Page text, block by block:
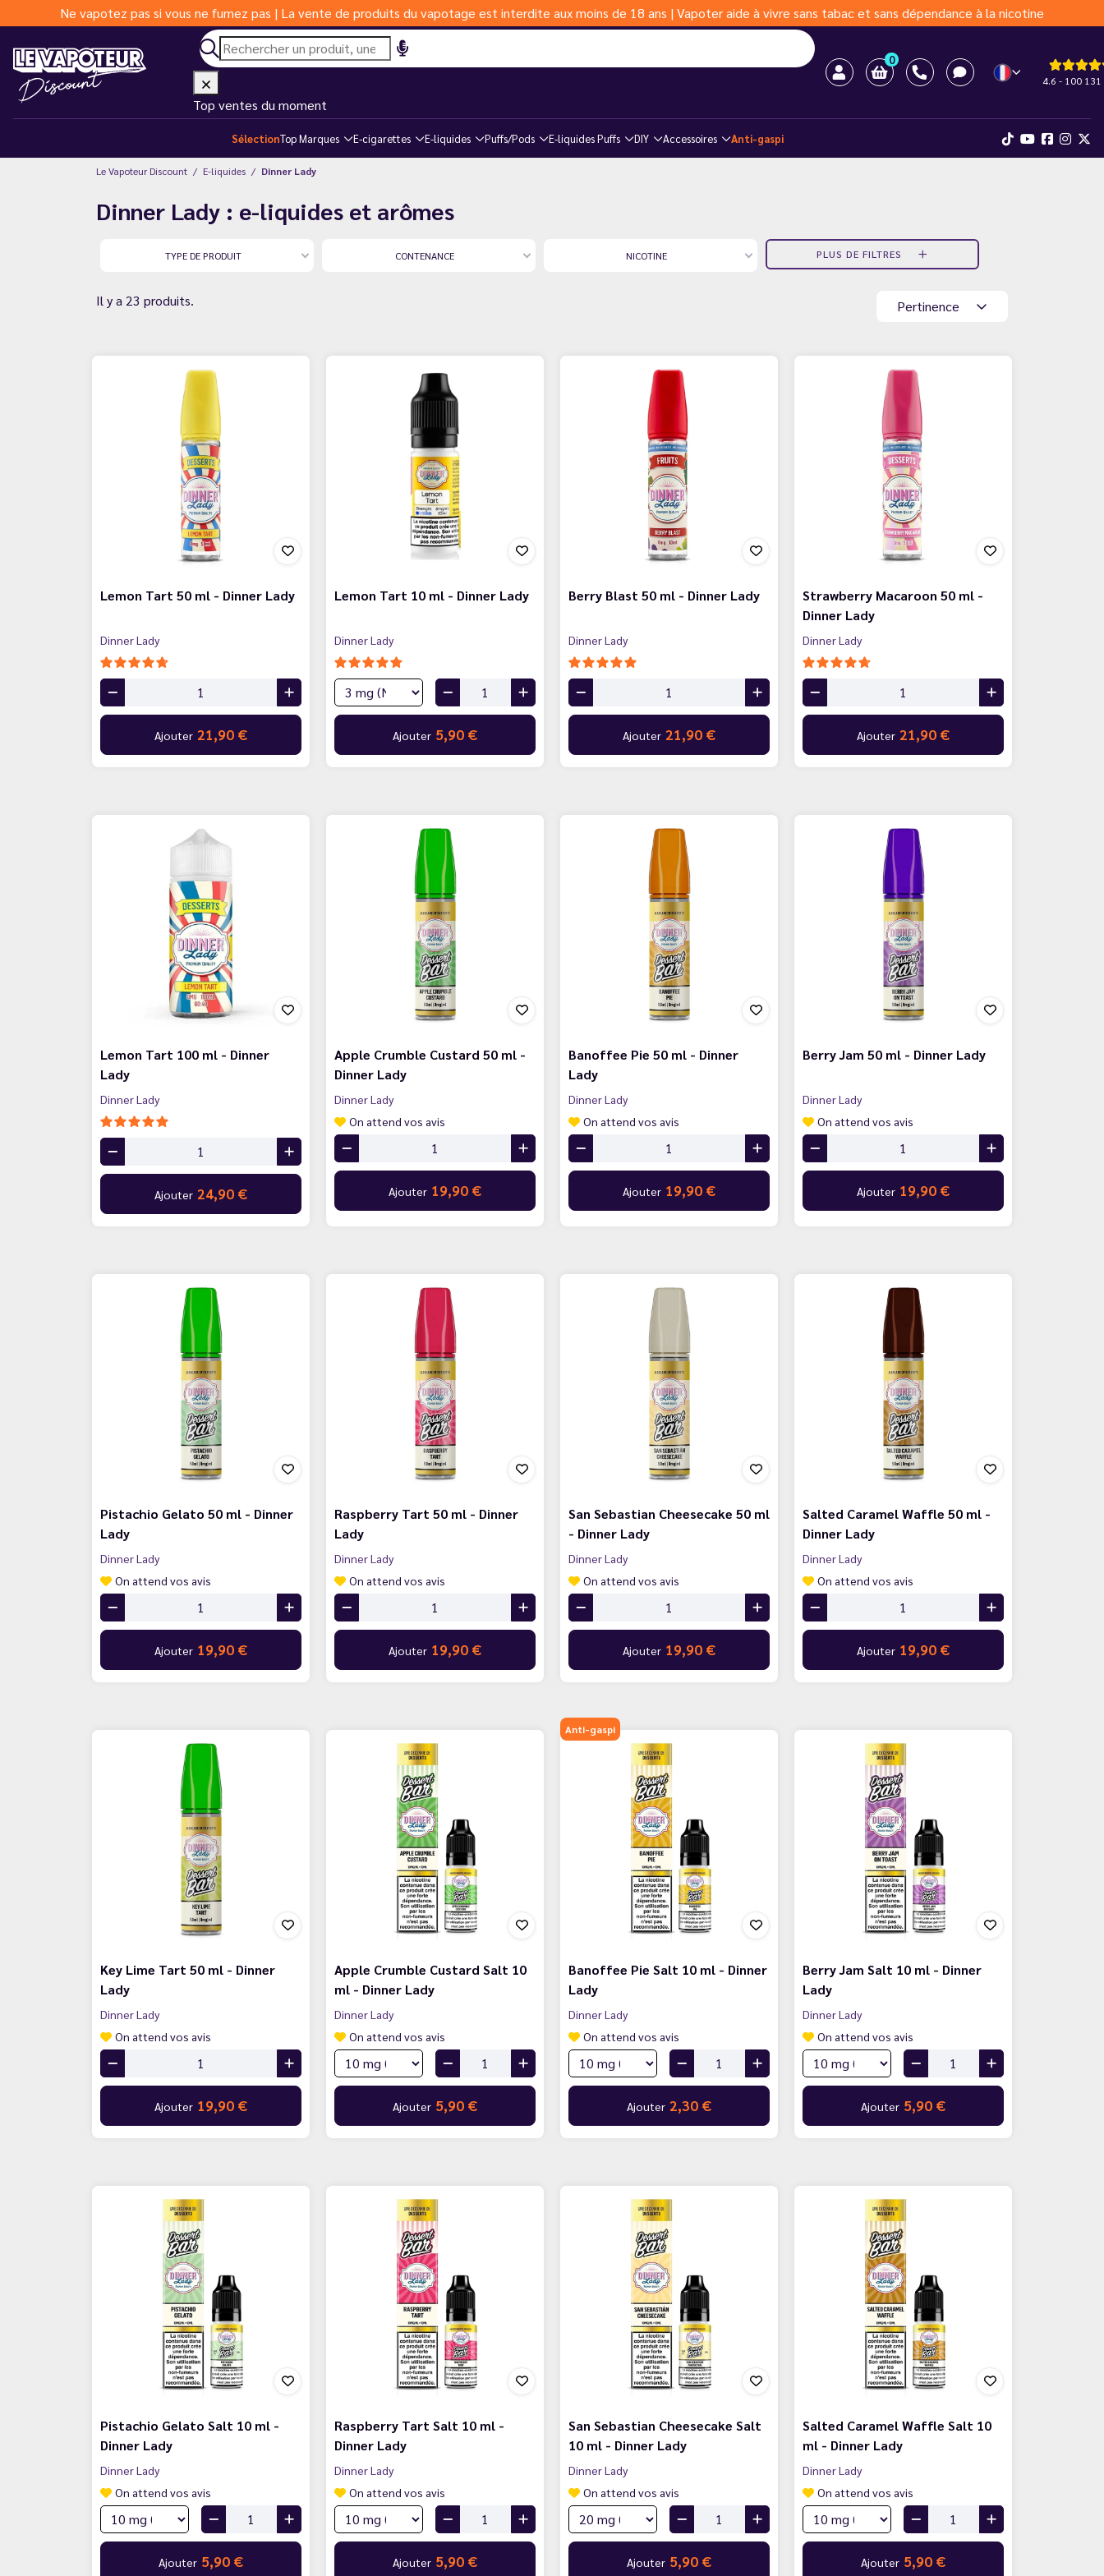
Ne vapotez pas si vous ne fumez pas | La vente de produits du vapotage est interdite aux moins de 18 ans | Vapoter aide à vivre sans tabac et sans dépendance à la nicotine
0
4.6 - 100 131
Top ventes du moment
SélectionTop Marques E-cigarettes E-liquides Puffs/Pods E-liquides Puffs DIY Accessoires Anti-gaspi
Le Vapoteur Discount E-liquides Dinner Lady
Dinner Lady : e-liquides et arômes
TYPE DE PRODUIT CONTENANCE NICOTINE PLUS DE FILTRES
Il y a 23 produits. Pertinence
Lemon Tart 50 ml - Dinner Lady
Dinner Lady
Ajouter 21,90 €
Lemon Tart 10 ml - Dinner Lady
Dinner Lady
Ajouter 5,90 €
Berry Blast 50 ml - Dinner Lady
Dinner Lady
Ajouter 21,90 €
Strawberry Macaroon 50 ml -
Dinner Lady
Dinner Lady
Ajouter 21,90 €
Lemon Tart 100 ml - Dinner
Lady
Dinner Lady
Ajouter 24,90 €
Apple Crumble Custard 50 ml -
Dinner Lady
Dinner Lady
On attend vos avis
Ajouter 19,90 €
Banoffee Pie 50 ml - Dinner
Lady
Dinner Lady
On attend vos avis
Ajouter 19,90 €
Berry Jam 50 ml - Dinner Lady
Dinner Lady
On attend vos avis
Ajouter 19,90 €
Pistachio Gelato 50 ml - Dinner
Lady
Dinner Lady
On attend vos avis
Ajouter 19,90 €
Raspberry Tart 50 ml - Dinner
Lady
Dinner Lady
On attend vos avis
Ajouter 19,90 €
San Sebastian Cheesecake 50 ml
- Dinner Lady
Dinner Lady
On attend vos avis
Ajouter 19,90 €
Salted Caramel Waffle 50 ml -
Dinner Lady
Dinner Lady
On attend vos avis
Ajouter 19,90 €
Key Lime Tart 50 ml - Dinner
Lady
Dinner Lady
On attend vos avis
Ajouter 19,90 €
Apple Crumble Custard Salt 10
ml - Dinner Lady
Dinner Lady
On attend vos avis
Ajouter 5,90 €
Anti-gaspi
Banoffee Pie Salt 10 ml - Dinner
Lady
Dinner Lady
On attend vos avis
Ajouter 2,30 €
Berry Jam Salt 10 ml - Dinner
Lady
Dinner Lady
On attend vos avis
Ajouter 5,90 €
Pistachio Gelato Salt 10 ml -
Dinner Lady
Dinner Lady
On attend vos avis
Ajouter 5,90 €
Raspberry Tart Salt 10 ml -
Dinner Lady
Dinner Lady
On attend vos avis
Ajouter 5,90 €
San Sebastian Cheesecake Salt
10 ml - Dinner Lady
Dinner Lady
On attend vos avis
Ajouter 5,90 €
Salted Caramel Waffle Salt 10
ml - Dinner Lady
Dinner Lady
On attend vos avis
Ajouter 5,90 €